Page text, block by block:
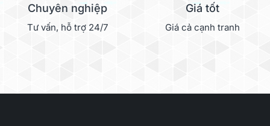
Chuyên nghiệp
Tư vấn, hỗ trợ 24/7
Giá tốt
Giá cả cạnh tranh